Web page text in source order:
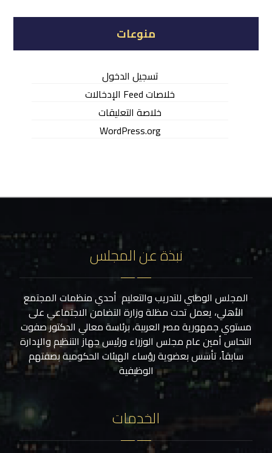
منوعات
تسجيل الدخول
خلاصات Feed الإدخالات
خلاصة التعليقات
WordPress.org
نبذة عن المجلس
المجلس الوطني للتدريب والتعليم أحدي منظمات المجتمع
الأهلي، يعمل تحت مظلة وزارة التضامن الاجتماعي على
مستوي جمهورية مصر العربية، برئاسة معالي الدكتور صفوت
النحاس أمين عام مجلس الوزراء ورئيس جهاز التنظيم والإدارة
سابقاً، تأسس بعضوية رؤساء الهيئات الحكومية بصفتهم
الوظيفية
الخدمات